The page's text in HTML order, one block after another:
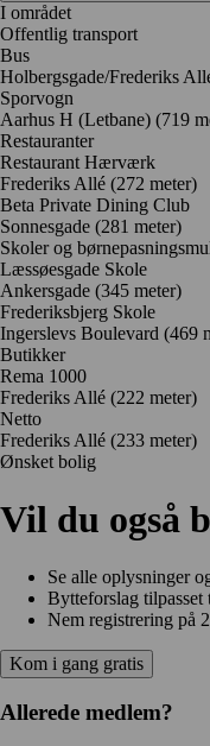
I området
Offentlig transport
Bus
Holbergsgade/Frederiks
Sporvogn
Aarhus H (Letbane) (719
Restauranter
Restaurant Hærværk
Frederiks Allé (272 meter)
Beta Private Dining Club
Sonnesgade (281 meter)
Skoler og
Læssøesgade Skole
Ankersgade (345 meter)
Frederiksbjerg Skole
Ingerslevs Boulevard (469
Butikker
Rema 1000
Frederiks Allé (222 meter)
Netto
Frederiks Allé (233 meter)
Ønsket bolig
Vil du også
Se alle oplysninger
Bytteforslag tilpasset
Nem registrering på
Kom i gang gratis
Allerede medlem?